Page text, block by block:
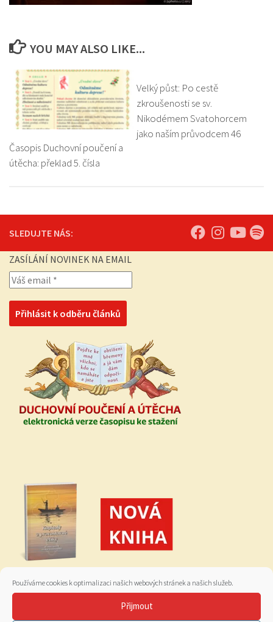
Používáme cookies k optimalizaci našich webových stránek a našich služeb.
Přijmout
YOU MAY ALSO LIKE...
Časopis Duchovní poučení a
útěcha: překlad 5. čísla
Velký půst: Po cestě
zkroušenosti se sv.
Nikodémem Svatohorcem
jako naším průvodcem 46
SLEDUJTE NÁS:
ZASÍLÁNÍ NOVINEK NA EMAIL